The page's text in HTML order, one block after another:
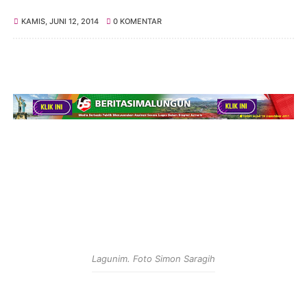
KAMIS, JUNI 12, 2014 0 KOMENTAR
Lagunim. Foto Simon Saragih